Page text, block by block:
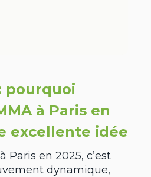
pourquoi
à Paris en
excellente idée
Paris en 2025, c’est
dynamique,